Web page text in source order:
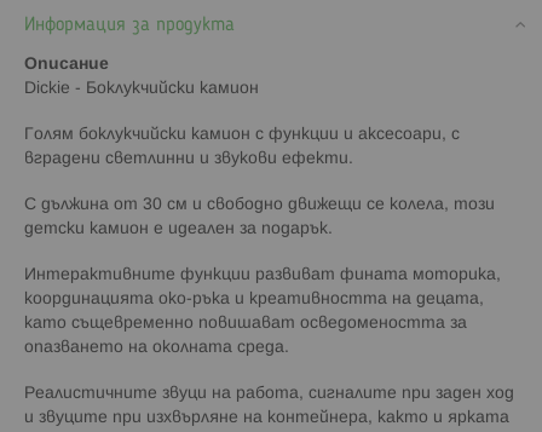
Информация за продукта
Описание
Dickie - Боклукчийски камион
Голям боклукчийски камион с функции и аксесоари, с
вградени светлинни и звукови ефекти.
С дължина от 30 см и свободно движещи се колела, този
детски камион е идеален за подарък.
Интерактивните функции развиват фината моторика,
координацията око-ръка и креативността на децата,
като същевременно повишават осведомеността за
опазването на околната среда.
Реалистичните звуци на работа, сигналите при заден ход
и звуците при изхвърляне на контейнера, както и ярката